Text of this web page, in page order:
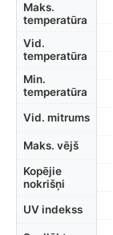
Maks.
temperatūra
Vid.
temperatūra
Min.
temperatūra
Vid. mitrums
Maks. vējš
Kopējie
nokrišņi
UV indekss